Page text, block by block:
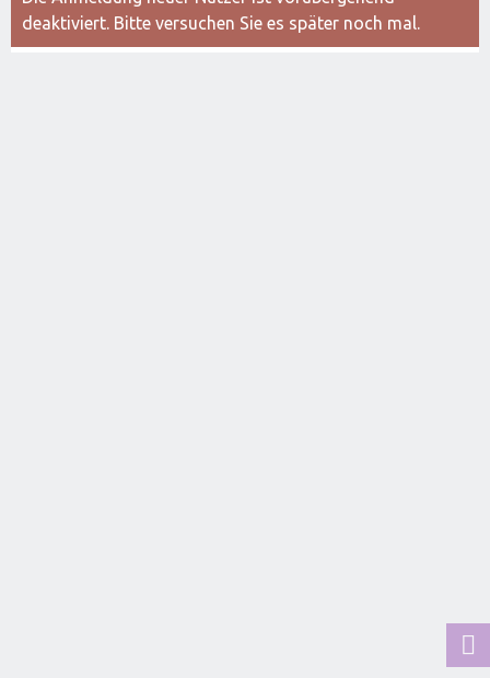
deaktiviert. Bitte versuchen Sie es später noch mal.